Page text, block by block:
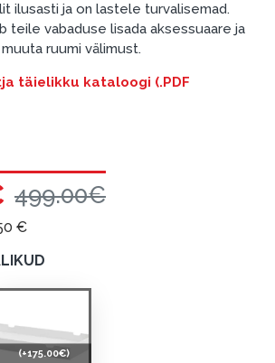
Enne laenamist
oma finantsvõimalusi.
ilusasti ja on lastele turvalisemad.
teile vabaduse lisada aksessuaare ja
ruumi välimust.
täielikku kataloogi (.PDF
499.00€
€
(+175.00€)